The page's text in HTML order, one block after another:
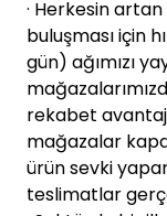
· Herkesin
buluşması için
gün) ağımızı
rekabet
mağazalar
ürün sevki
teslimatlar